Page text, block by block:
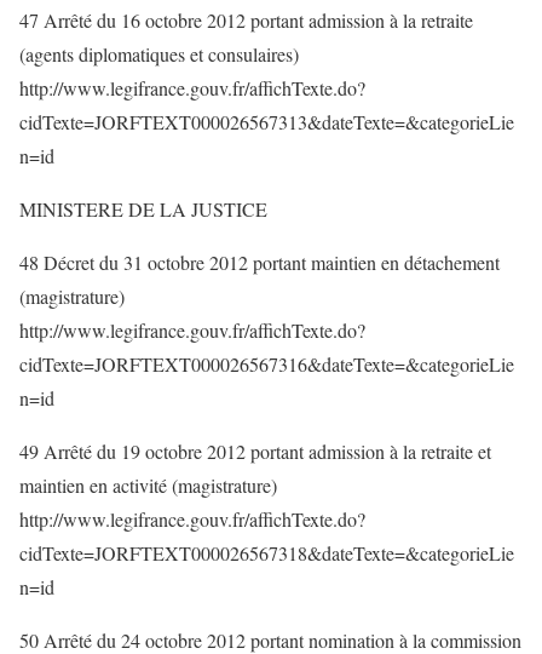
47 Arrêté du 16 octobre 2012 portant admission à la retraite
(agents diplomatiques et consulaires)
http://www.legifrance.gouv.fr/affichTexte.do?
cidTexte=JORFTEXT000026567313&dateTexte=&categorieLie
n=id
MINISTERE DE LA JUSTICE
48 Décret du 31 octobre 2012 portant maintien en détachement
(magistrature)
http://www.legifrance.gouv.fr/affichTexte.do?
cidTexte=JORFTEXT000026567316&dateTexte=&categorieLie
n=id
49 Arrêté du 19 octobre 2012 portant admission à la retraite et
maintien en activité (magistrature)
http://www.legifrance.gouv.fr/affichTexte.do?
cidTexte=JORFTEXT000026567318&dateTexte=&categorieLie
n=id
50 Arrêté du 24 octobre 2012 portant nomination à la commission